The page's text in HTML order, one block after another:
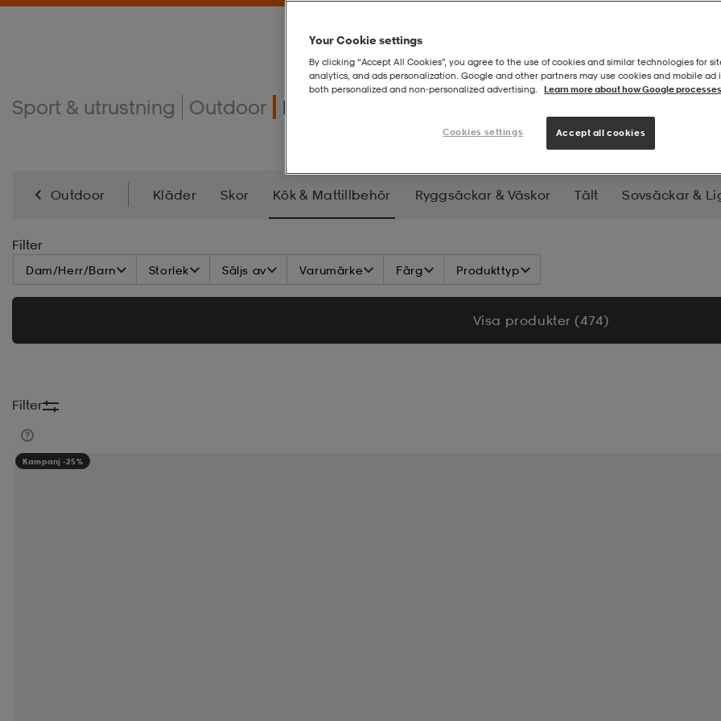
Sport & utrustning Outdoor Kök & mattillbehör
Outdoor Kläder Skor Kök & Mattillbehör Ryggsäckar & Väskor Tält Sovsäckar &
Lampor, Belysning & Ladda
Filter
Dam/Herr/Barn Storlek Säljs av Varumärke Färg Produkttyp
Visa produkter (474)
Filter
Kampanj -25%
Your Cookie settings
By clicking “Accept All Cookies”, you agree to the use of cookies and similar technologies for
analytics, and ads personalization. Google and other partners may use cookies and mobile ad
both personalized and non‑personalized advertising.
Learn more about how Google
Cookies settings Accept all cookies